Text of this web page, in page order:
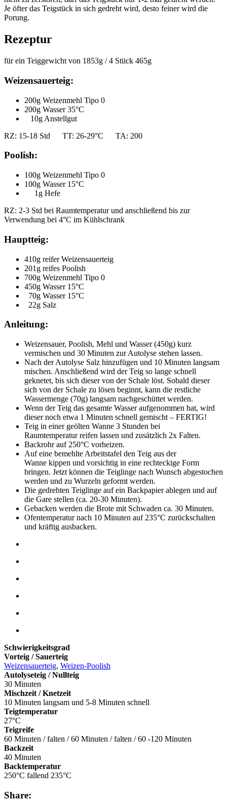
Je öfter das Teigstück in sich gedreht wird, desto feiner wird die
Porung.
Rezeptur
für ein Teiggewicht von 1853g / 4 Stück 465g
Weizensauerteig:
200g Weizenmehl Tipo 0
200g Wasser 35°C
10g Anstellgut
RZ: 15-18 Std TT: 26-29°C TA: 200
Poolish:
100g Weizenmehl Tipo 0
100g Wasser 15°C
1g Hefe
RZ: 2-3 Std bei Raumtemperatur und anschließend bis zur
Verwendung bei 4°C im Kühlschrank
Hauptteig:
410g reifer Weizensauerteig
201g reifes Poolish
700g Weizenmehl Tipo 0
450g Wasser 15°C
70g Wasser 15°C
22g Salz
Anleitung:
Weizensauer, Poolish, Mehl und Wasser (450g) kurz
vermischen und 30 Minuten zur Autolyse stehen lassen.
Nach der Autolyse Salz hinzufügen und 10 Minuten langsam
mischen. Anschließend wird der Teig so lange schnell
geknetet, bis sich dieser von der Schale löst. Sobald dieser
sich von der Schale zu lösen beginnt, kann die restliche
Wassermenge (70g) langsam nachgeschüttet werden.
Wenn der Teig das gesamte Wasser aufgenommen hat, wird
dieser noch etwa 1 Minuten schnell gemischt – FERTIG!
Teig in einer geölten Wanne 3 Stunden bei
Raumtemperatur reifen lassen und zusätzlich 2x Falten.
Backrohr auf 250°C vorheizen.
Auf eine bemehlte Arbeitstafel den Teig aus der
Wanne kippen und vorsichtig in eine rechteckige Form
bringen. Jetzt können die Teiglinge nach Wunsch abgestochen
werden und zu Wurzeln geformt werden.
Die gedrehten Teiglinge auf ein Backpapier ablegen und auf
die Gare stellen (ca. 20-30 Minuten).
Gebacken werden die Brote mit Schwaden ca. 30 Minuten.
Ofentemperatur nach 10 Minuten auf 235°C zurückschalten
und kräftig ausbacken.
Schwierigkeitsgrad
Vorteig / Sauerteig
Weizensauerteig, Weizen-Poolish
Autolyseteig / Nullteig
30 Minuten
Mischzeit / Knetzeit
10 Minuten langsam und 5-8 Minuten schnell
Teigtemperatur
27°C
Teigreife
60 Minuten / falten / 60 Minuten / falten / 60 -120 Minuten
Backzeit
40 Minuten
Backtemperatur
250°C fallend 235°C
Share: